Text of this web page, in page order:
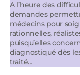
A l’heure des
demandes
médecins pour
rationnelles,
puisqu’elles
diagnostiqué dès
traité…